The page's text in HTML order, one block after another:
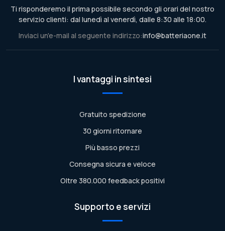
Ti risponderemo il prima possibile secondo gli orari del nostro
servizio clienti: dal lunedì al venerdì, dalle 8:30 alle 18:00.
Inviaci un'e-mail al seguente indirizzo:info@batteriaone.it
I vantaggi in sintesi
Gratuito spedizione
30 giorni ritornare
Più basso prezzi
Consegna sicura e veloce
Oltre 380.000 feedback positivi
Supporto e servizi